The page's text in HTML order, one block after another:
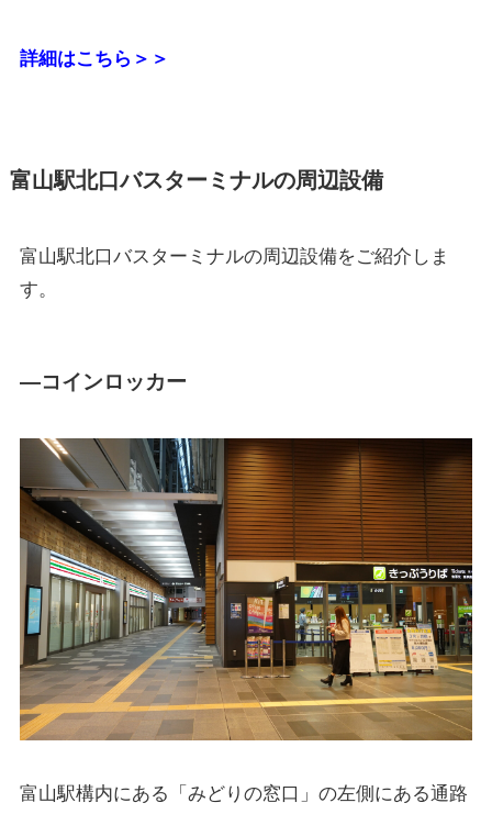
詳細はこちら＞＞
富山駅北口バスターミナルの周辺設備
富山駅北口バスターミナルの周辺設備をご紹介しま
す。
―コインロッカー
富山駅構内にある「みどりの窓口」の左側にある通路